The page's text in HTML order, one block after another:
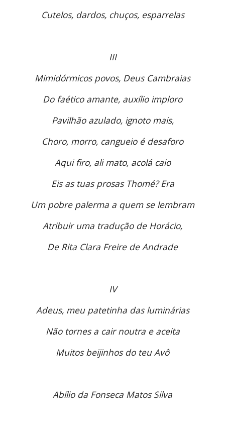
Cutelos, dardos, chuços, esparrelas
III
Mimidórmicos povos, Deus Cambraias
Do faético amante, auxílio imploro
Pavilhão azulado, ignoto mais,
Choro, morro, cangueio é desaforo
Aqui firo, ali mato, acolá caio
Eis as tuas prosas Thomé? Era
Um pobre palerma a quem se lembram
Atribuir uma tradução de Horácio,
De Rita Clara Freire de Andrade
IV
Adeus, meu patetinha das luminárias
Não tornes a cair noutra e aceita
Muitos beijinhos do teu Avô
Abílio da Fonseca Matos Silva